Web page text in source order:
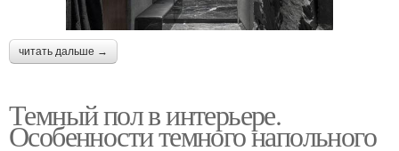
читать дальше →
Темный пол в интерьере.
Особенности темного напольного